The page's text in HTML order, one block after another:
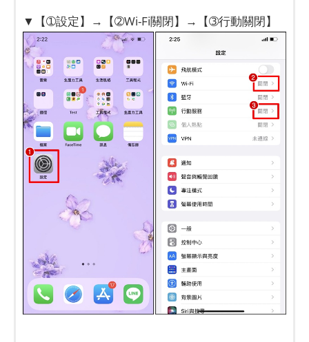
▼【➀設定】→【➁Wi-Fi關閉】→【➂行動關閉】